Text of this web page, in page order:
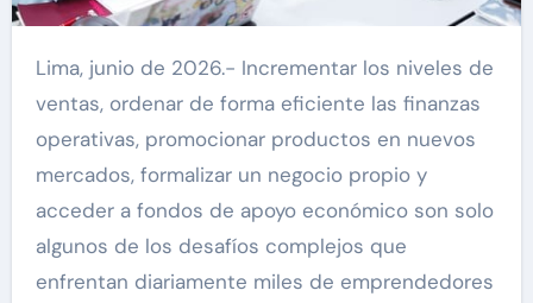
Lima, junio de 2026.- Incrementar los niveles de
ventas, ordenar de forma eficiente las finanzas
operativas, promocionar productos en nuevos
mercados, formalizar un negocio propio y
acceder a fondos de apoyo económico son solo
algunos de los desafíos complejos que
enfrentan diariamente miles de emprendedores